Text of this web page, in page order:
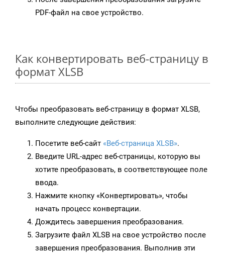
PDF-файл на свое устройство.
Как конвертировать веб-страницу в
формат XLSB
Чтобы преобразовать веб-страницу в формат XLSB,
выполните следующие действия:
Посетите веб-сайт «Веб-страница XLSB».
Введите URL-адрес веб-страницы, которую вы
хотите преобразовать, в соответствующее поле
ввода.
Нажмите кнопку «Конвертировать», чтобы
начать процесс конвертации.
Дождитесь завершения преобразования.
Загрузите файл XLSB на свое устройство после
завершения преобразования. Выполнив эти